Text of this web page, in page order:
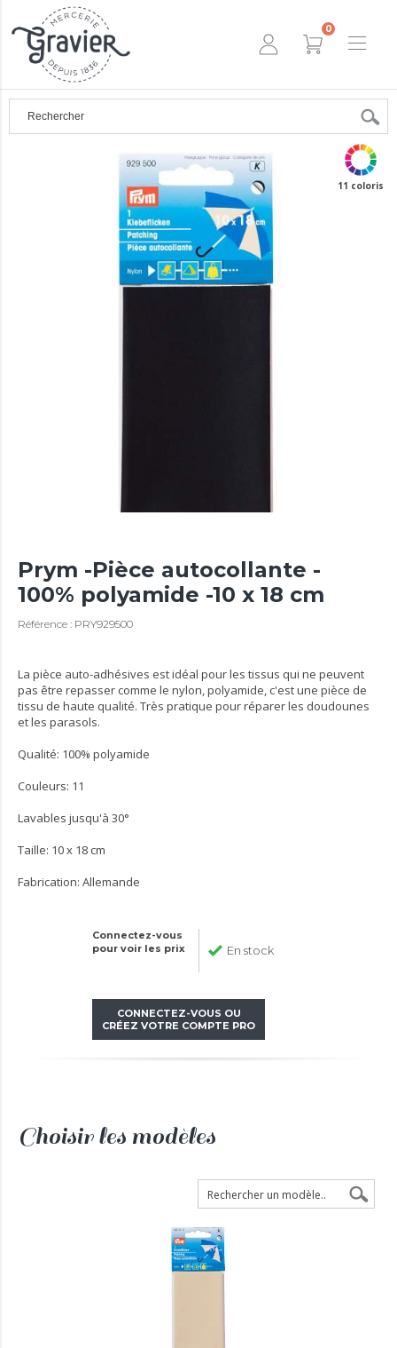
0
11 coloris
Prym -Pièce autocollante -
100% polyamide -10 x 18 cm
Référence : PRY929500
La pièce auto-adhésives est idéal pour les tissus qui ne peuvent
pas être repasser comme le nylon, polyamide, c'est une pièce de
tissu de haute qualité. Très pratique pour réparer les doudounes
et les parasols.
Qualité: 100% polyamide
Couleurs: 11
Lavables jusqu'à 30°
Taille: 10 x 18 cm
Fabrication: Allemande
Connectez-vous
pour voir les prix
En stock
CONNECTEZ-VOUS OU
CRÉEZ VOTRE COMPTE PRO
Choisir les modèles